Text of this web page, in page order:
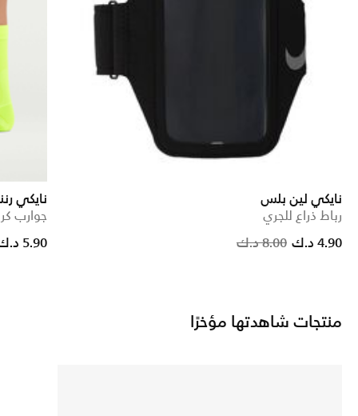
نايكي لين بلس
رباط ذراع للجري
8.00 د.ك 4.90 د.ك
نايكي
جوارب
5.90 د.ك
منتجات شاهدتها مؤخرًا